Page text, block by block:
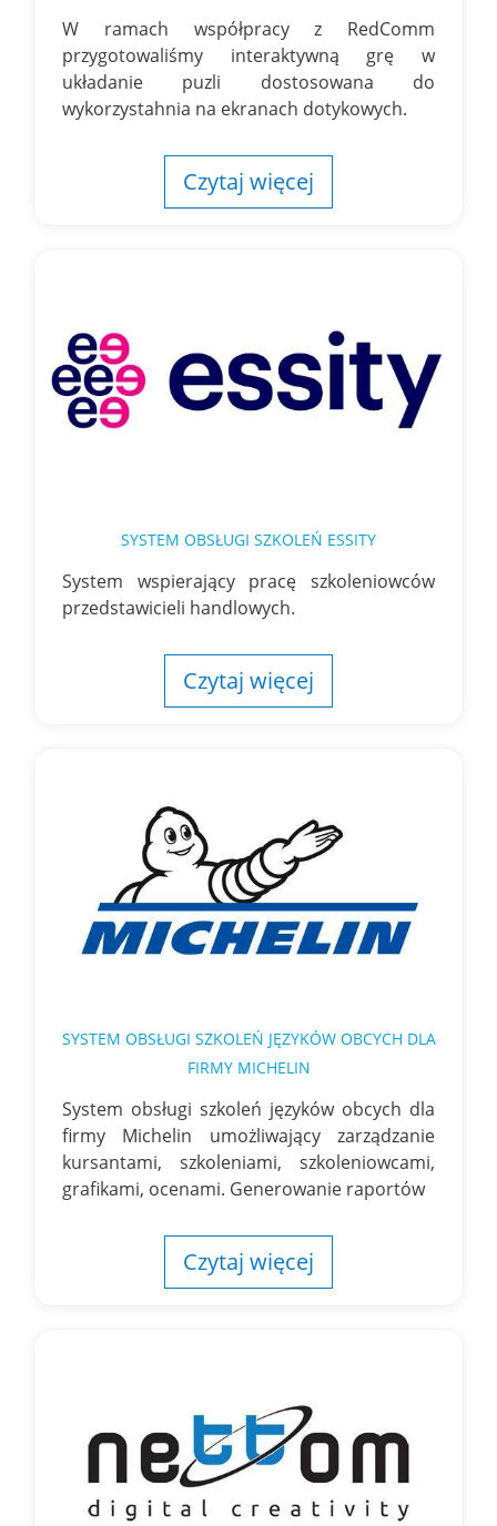
W ramach współpracy z RedComm
przygotowaliśmy interaktywną grę w
układanie puzli dostosowana do
wykorzystahnia na ekranach dotykowych.
Czytaj więcej
SYSTEM OBSŁUGI SZKOLEŃ ESSITY
System wspierający pracę szkoleniowców
przedstawicieli handlowych.
Czytaj więcej
SYSTEM OBSŁUGI SZKOLEŃ JĘZYKÓW OBCYCH DLA
FIRMY MICHELIN
System obsługi szkoleń języków obcych dla
firmy Michelin umożliwający zarządzanie
kursantami, szkoleniami, szkoleniowcami,
grafikami, ocenami. Generowanie raportów
Czytaj więcej